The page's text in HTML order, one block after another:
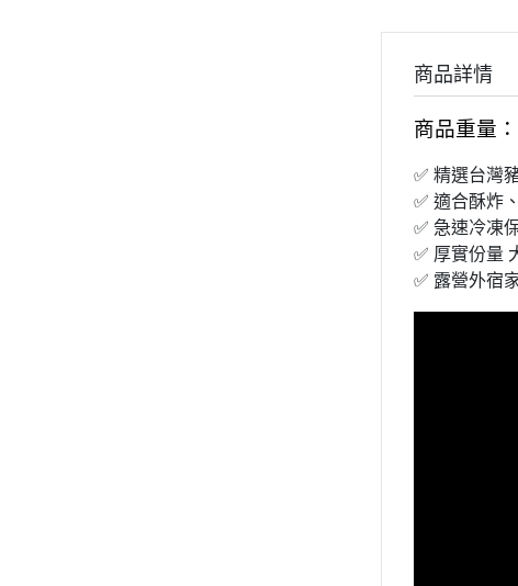
商品詳情
商品重量
✅ 精選台灣
✅ 適合酥炸
✅ 急速冷凍
✅ 厚實份量
✅ 露營外宿